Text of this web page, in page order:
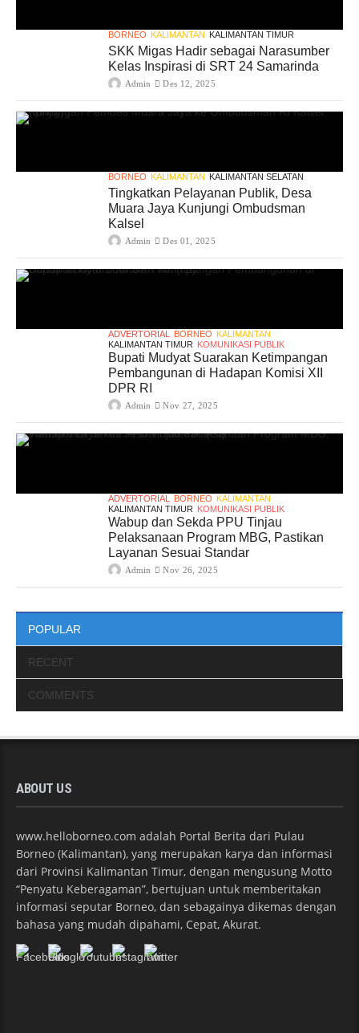
BORNEO KALIMANTAN KALIMANTAN TIMUR
SKK Migas Hadir sebagai Narasumber
Kelas Inspirasi di SRT 24 Samarinda
Admin Des 12, 2025
BORNEO KALIMANTAN KALIMANTAN SELATAN
Tingkatkan Pelayanan Publik, Desa
Muara Jaya Kunjungi Ombudsman
Kalsel
Admin Des 01, 2025
ADVERTORIAL BORNEO KALIMANTAN
KALIMANTAN TIMUR KOMUNIKASI PUBLIK
Bupati Mudyat Suarakan Ketimpangan
Pembangunan di Hadapan Komisi XII
DPR RI
Admin Nov 27, 2025
ADVERTORIAL BORNEO KALIMANTAN
KALIMANTAN TIMUR KOMUNIKASI PUBLIK
Wabup dan Sekda PPU Tinjau
Pelaksanaan Program MBG, Pastikan
Layanan Sesuai Standar
Admin Nov 26, 2025
POPULAR
RECENT
COMMENTS
ABOUT US
www.helloborneo.com adalah Portal Berita dari Pulau
Borneo (Kalimantan), yang merupakan karya dan informasi
dari Provinsi Kalimantan Timur, dengan mengusung Motto
“Penyatu Keberagaman”, bertujuan untuk memberitakan
informasi seputar Borneo, dan sebagainya dikemas dengan
bahasa yang mudah dipahami, Cepat, Akurat.